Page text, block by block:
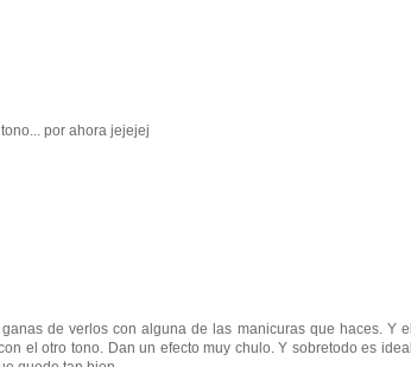
por ahora jejejej
de verlos con alguna de las manicuras que haces. Y el
el otro tono. Dan un efecto muy chulo. Y sobretodo es ideal